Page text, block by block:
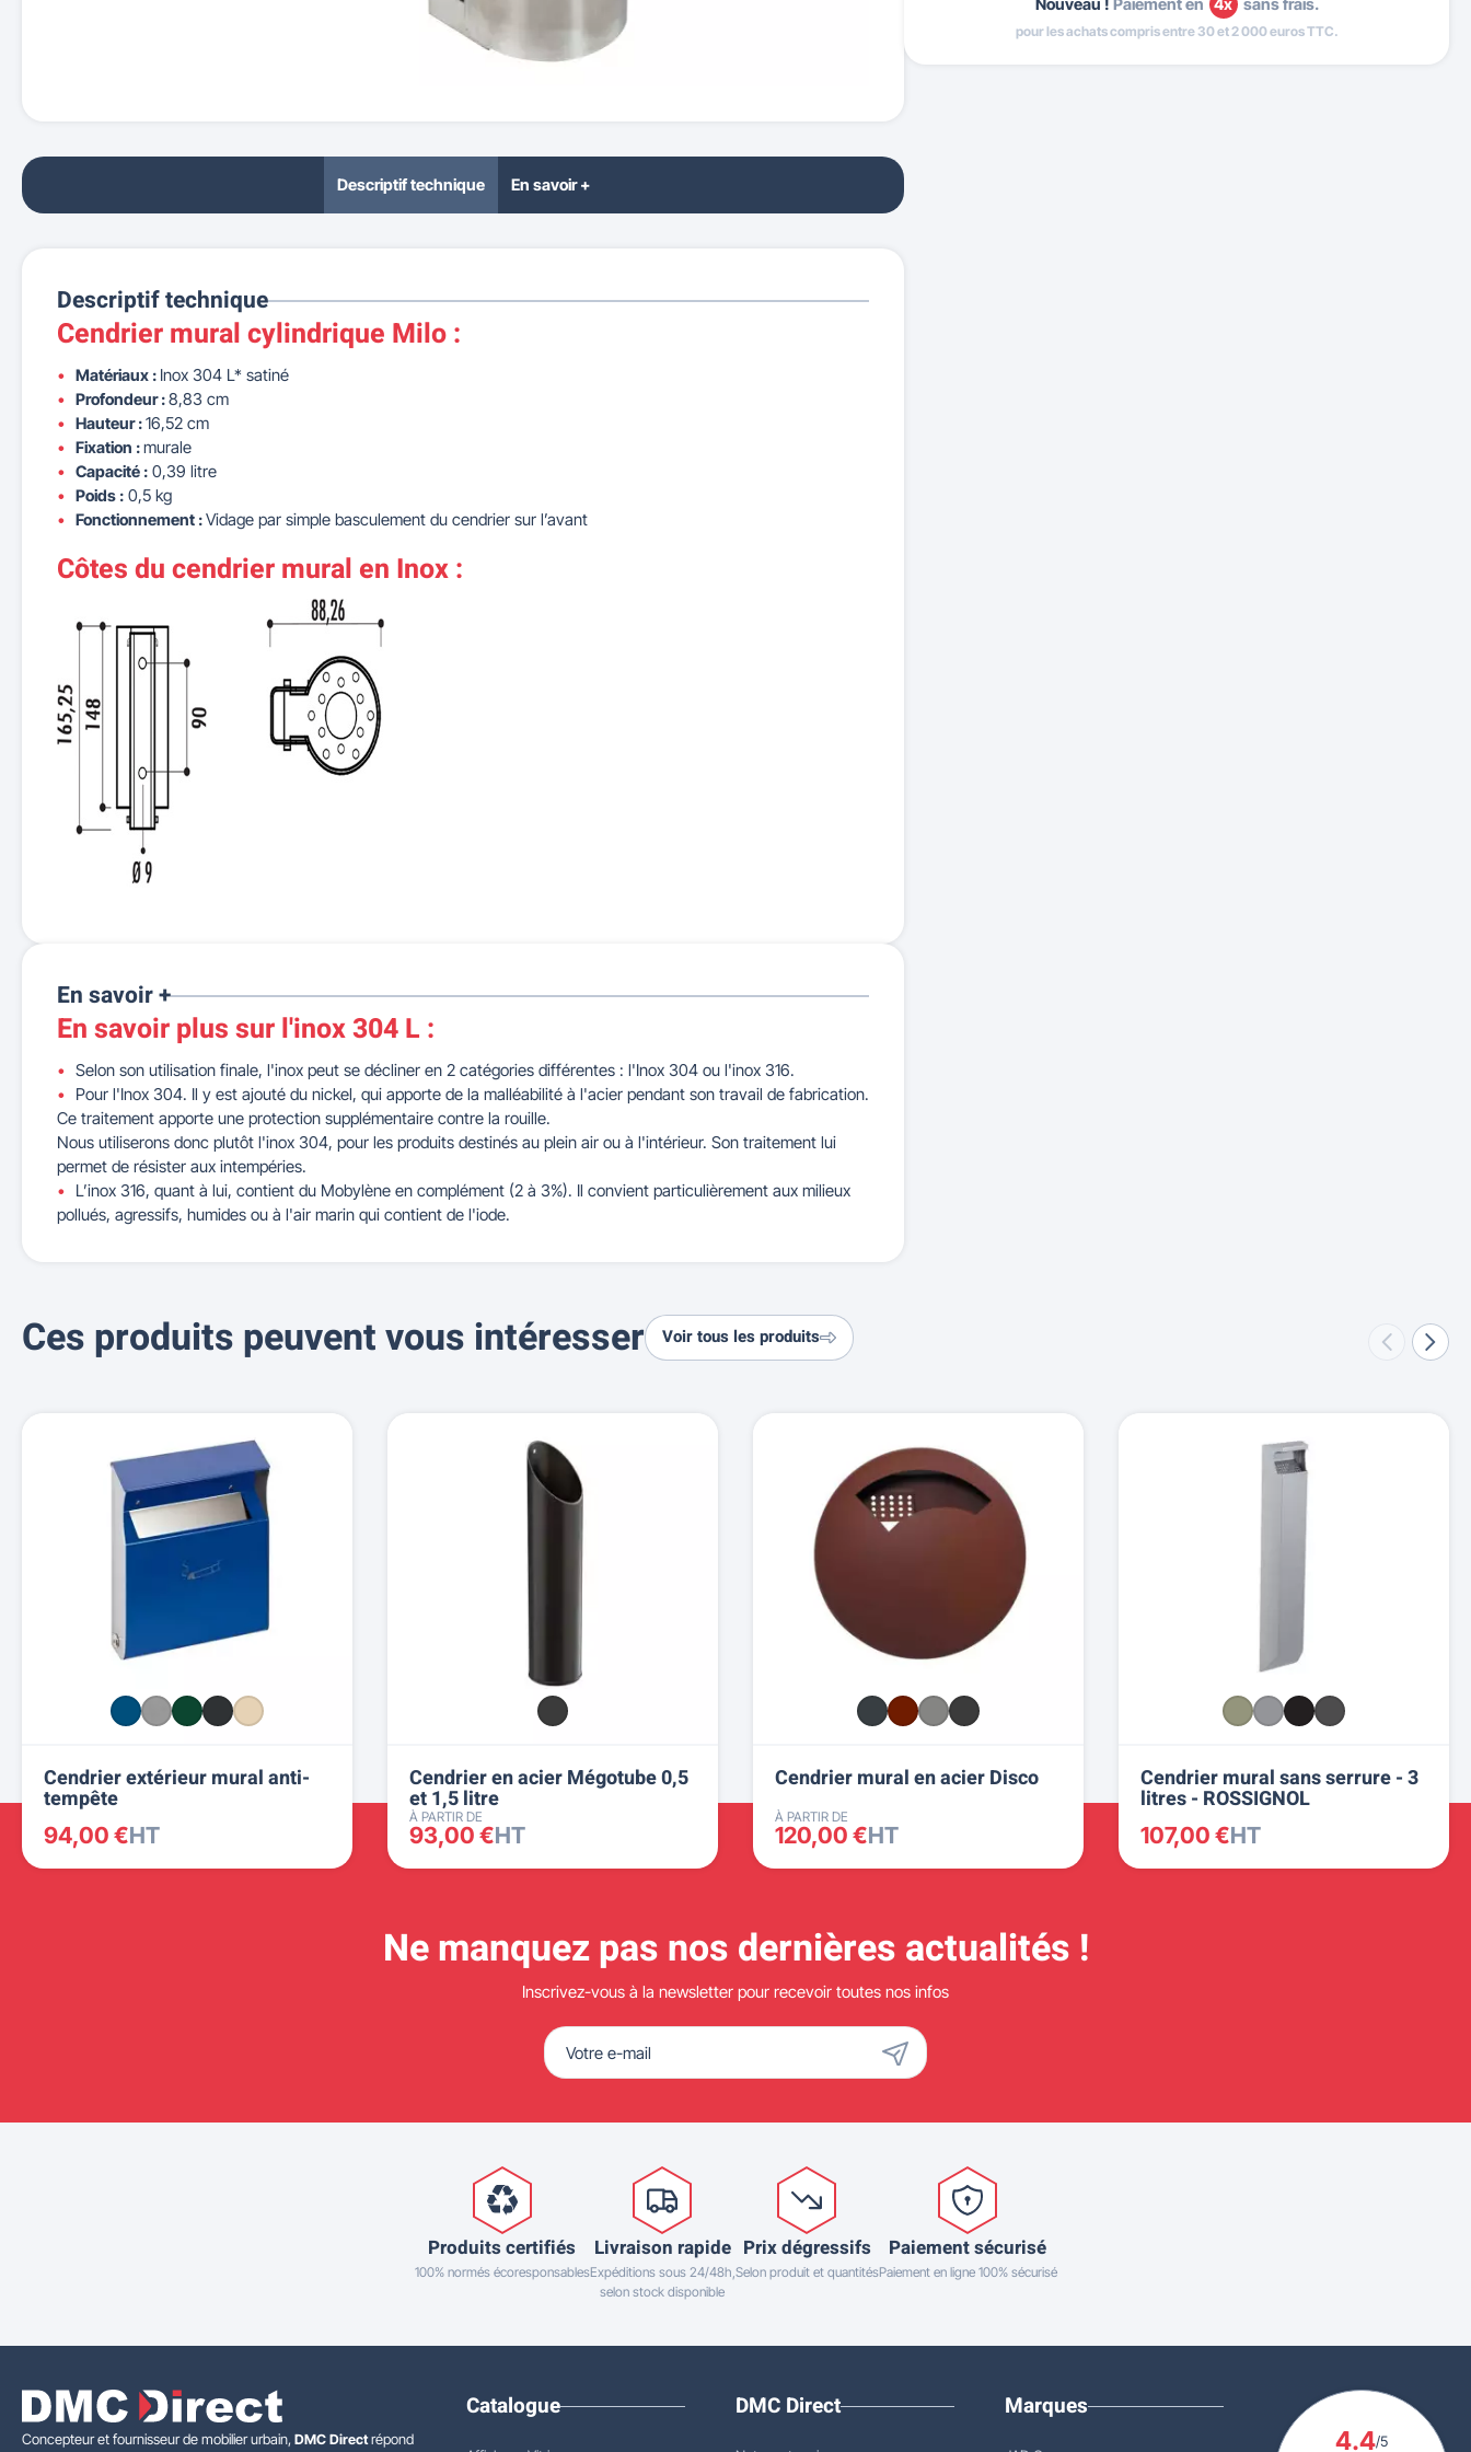
Nouveau ! Paiement en 4x sans frais.
pour les achats compris entre 30 et 2 000 euros TTC.
Descriptif technique En savoir +
Descriptif technique
Cendrier mural cylindrique Milo :
Matériaux : Inox 304 L* satiné
Profondeur :8,83 cm
Hauteur :16,52 cm
Fixation :murale
Capacité : 0,39 litre
Poids : 0,5 kg
Fonctionnement :Vidage par simple basculement du cendrier sur l’avant
Côtes du cendrier mural en Inox :
En savoir +
En savoir plus sur l'inox 304 L :
Selon son utilisation finale, l'inox peut se décliner en 2 catégories différentes : l'Inox 304 ou l'inox 316.
Pour l'Inox 304. Il y est ajouté du nickel, qui apporte de la malléabilité à l'acier pendant son travail de fabrication.
Ce traitement apporte une protection supplémentaire contre la rouille.
Nous utiliserons donc plutôt l'inox 304, pour les produits destinés au plein air ou à l'intérieur. Son traitement lui
permet de résister aux intempéries.
L’inox 316, quant à lui, contient du Mobylène en complément (2 à 3%). Il convient particulièrement aux milieux
pollués, agressifs, humides ou à l'air marin qui contient de l'iode.
Ces produits peuvent vous intéresser Voir tous les produits
Cendrier extérieur mural anti-
tempête
94,00 €HT
Cendrier en acier Mégotube 0,5
et 1,5 litre
À PARTIR DE
93,00 €HT
Cendrier mural en acier Disco
À PARTIR DE
120,00 €HT
Cendrier mural sans serrure - 3
litres - ROSSIGNOL
107,00 €HT
Ne manquez pas nos dernières actualités !
Inscrivez-vous à la newsletter pour recevoir toutes nos infos
Produits certifiés
100% normés écoresponsables
Livraison rapide
Expéditions sous 24/48h,
selon stock disponible
Prix dégressifs
Selon produit et quantités
Paiement sécurisé
Paiement en ligne 100% sécurisé
Concepteur et fournisseur de mobilier urbain, DMC Directrépond
Catalogue DMC Direct Marques
4.4/5